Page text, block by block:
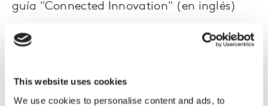
This website uses cookies
We use cookies to personalise content and ads, to
guía "Connected Innovation" (en inglés)
Email